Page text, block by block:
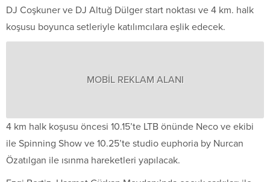
DJ Coşkuner ve DJ Altuğ Dülger start noktası ve 4 km. halk
koşusu boyunca setleriyle katılımcılara eşlik edecek.
MOBİL REKLAM ALANI
4 km halk koşusu öncesi 10.15’te LTB önünde Neco ve ekibi
ile Spinning Show ve 10.25’te studio euphoria by Nurcan
Özatılgan ile ısınma hareketleri yapılacak.